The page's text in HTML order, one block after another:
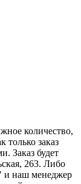
количество,
только заказ
Заказ будет
263. Либо
и наш менеджер